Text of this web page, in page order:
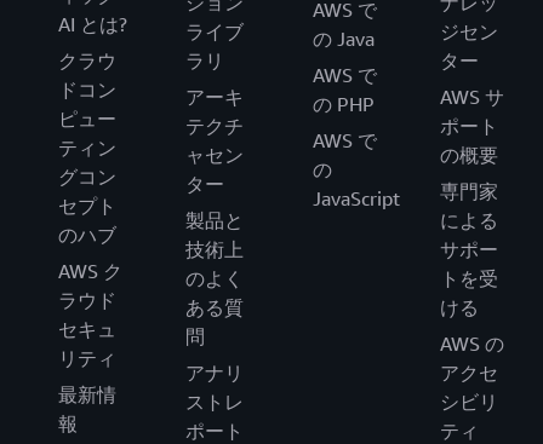
AI とは?
クラウ
ドコン
ピュー
ティン
グコン
セプト
のハブ
AWS ク
ラウド
セキュ
リティ
最新情
報
ライブ
ラリ
アーキ
テクチ
ャセン
ター
製品と
技術上
のよく
ある質
問
アナリ
ストレ
ポート
AWS で
の Java
AWS で
の PHP
AWS で
の
JavaScript
ジセン
ター
AWS サ
ポート
の概要
専門家
による
サポー
トを受
ける
AWS の
アクセ
シビリ
ティ